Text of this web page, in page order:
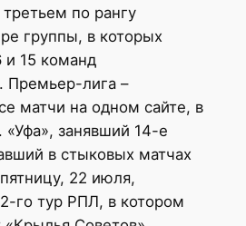
по рангу
группы, в которых
и 15 команд
Премьер-лига –
матчи на одном сайте, в
занявший 14-е
в стыковых матчах
22 июля,
го тур РПЛ, в котором